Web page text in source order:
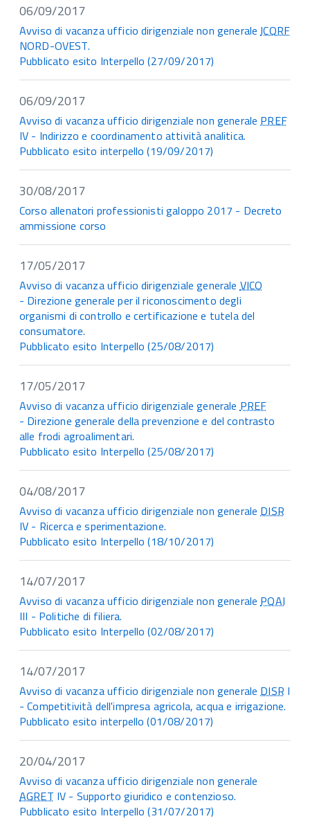
06/09/2017
Avviso di vacanza ufficio dirigenziale non generale ICQRF
NORD-OVEST.
Pubblicato esito Interpello (27/09/2017)
06/09/2017
Avviso di vacanza ufficio dirigenziale non generale PREF
IV - Indirizzo e coordinamento attività analitica.
Pubblicato esito interpello (19/09/2017)
30/08/2017
Corso allenatori professionisti galoppo 2017 - Decreto
ammissione corso
17/05/2017
Avviso di vacanza ufficio dirigenziale generale VICO
- Direzione generale per il riconoscimento degli
organismi di controllo e certificazione e tutela del
consumatore.
Pubblicato esito Interpello (25/08/2017)
17/05/2017
Avviso di vacanza ufficio dirigenziale generale PREF
- Direzione generale della prevenzione e del contrasto
alle frodi agroalimentari.
Pubblicato esito Interpello (25/08/2017)
04/08/2017
Avviso di vacanza ufficio dirigenziale non generale DISR
IV - Ricerca e sperimentazione.
Pubblicato esito Interpello (18/10/2017)
14/07/2017
Avviso di vacanza ufficio dirigenziale non generale PQAI
III - Politiche di filiera.
Pubblicato esito Interpello (02/08/2017)
14/07/2017
Avviso di vacanza ufficio dirigenziale non generale DISR I
- Competitività dell'impresa agricola, acqua e irrigazione.
Pubblicato esito interpello (01/08/2017)
20/04/2017
Avviso di vacanza ufficio dirigenziale non generale
AGRET IV - Supporto giuridico e contenzioso.
Pubblicato esito Interpello (31/07/2017)